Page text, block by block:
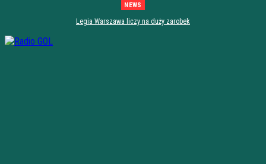
NEWS
Legia Warszawa liczy na duży zarobek